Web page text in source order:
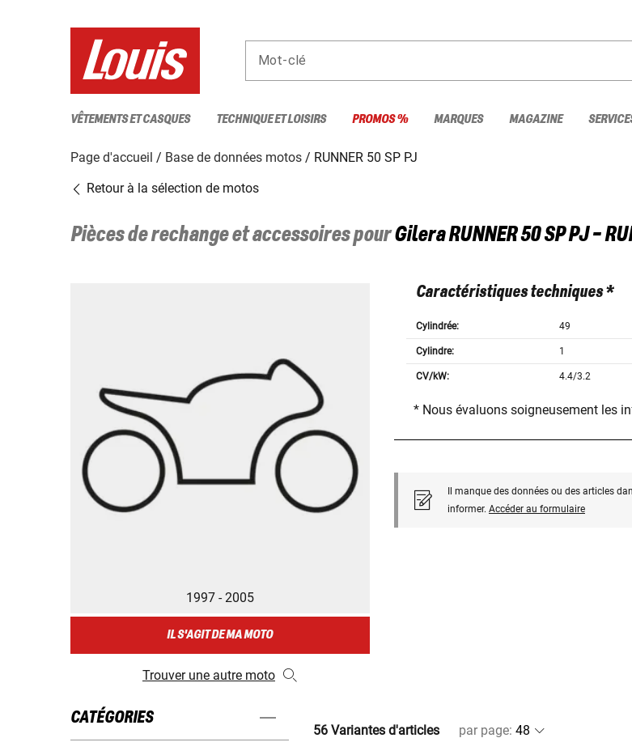
Mot-clé
VÊTEMENTS ET CASQUES TECHNIQUE ET LOISIRS PROMOS % MARQUES MAGAZINE
Page d'accueil Base de données motos
RUNNER 50 SP PJ
Retour à la sélection de motos
Pièces de rechange et accessoires pourGileraRUNNER 50 SP PJ -
1997 - 2005
IL S'AGIT DE MA MOTO
Trouver une autre moto
Caractéristiques techniques *
Cylindrée: 49
Cylindre: 1
CV/kW: 4.4/3.2
* Nous évaluons soigneusement les
Il manque des données ou des articles
informer. Accéder au formulaire
CATÉGORIES
56 Variantes d'articles par page: